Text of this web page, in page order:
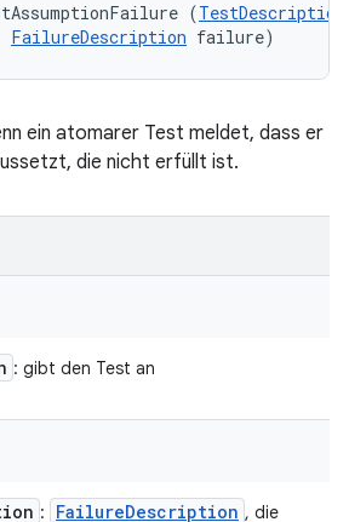
(TestDescription
FailureDescription failure)
ein atomarer Test meldet, dass er
die nicht erfüllt ist.
: gibt den Test an
: FailureDescription , die